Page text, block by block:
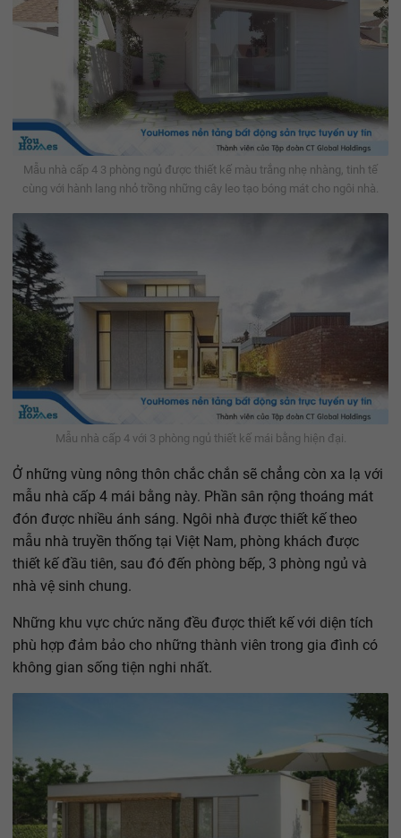
Mẫu nhà cấp 4 3 phòng ngủ được thiết kế màu trắng nhẹ nhàng, tinh tế
cùng với hành lang nhỏ trồng những cây leo tạo bóng mát cho ngôi nhà.
Mẫu nhà cấp 4 với 3 phòng ngủ thiết kế mái bằng hiện đại.
Ở những vùng nông thôn chắc chắn sẽ chẳng còn xa lạ với
mẫu nhà cấp 4 mái bằng này. Phần sân rộng thoáng mát
đón được nhiều ánh sáng. Ngôi nhà được thiết kế theo
mẫu nhà truyền thống tại Việt Nam, phòng khách được
thiết kế đầu tiên, sau đó đến phòng bếp, 3 phòng ngủ và
nhà vệ sinh chung.
Những khu vực chức năng đều được thiết kế với diện tích
phù hợp đảm bảo cho những thành viên trong gia đình có
không gian sống tiện nghi nhất.